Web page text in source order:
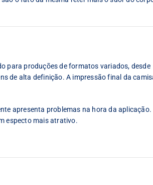
para produções de formatos variados, desde
de alta definição. A impressão final da
apresenta problemas na hora da aplicação.
especto mais atrativo.